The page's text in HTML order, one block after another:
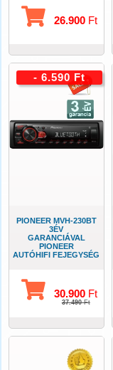
26.900 Ft
PIONEER MVH-230BT
3ÉV
GARANCIÁVAL
PIONEER
AUTÓHIFI FEJEGYSÉG
30.900 Ft
37.490Ft
- 6.590 Ft